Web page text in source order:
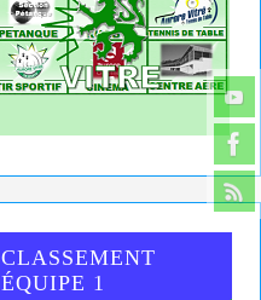
CLASSEMENT
ÉQUIPE 1